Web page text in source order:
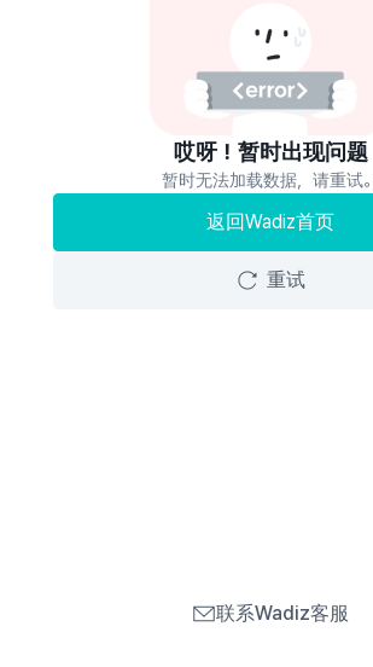
哎呀！暂时出现问题
暂时无法加载数据，请重试。
返回Wadiz首页
重试
联系Wadiz客服